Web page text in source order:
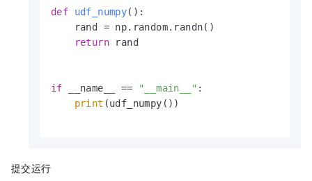
def udf_numpy():
    rand = np.random.randn()
return rand
if __name__ == "__main__" :
print (udf_numpy())
提交运行